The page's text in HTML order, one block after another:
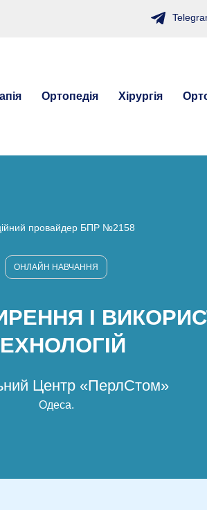
Ортопедія Хірургія
провайдер БПР №2158
ОНЛАЙН НАВЧАННЯ
І
Центр «ПерлСтом»
Одеса.